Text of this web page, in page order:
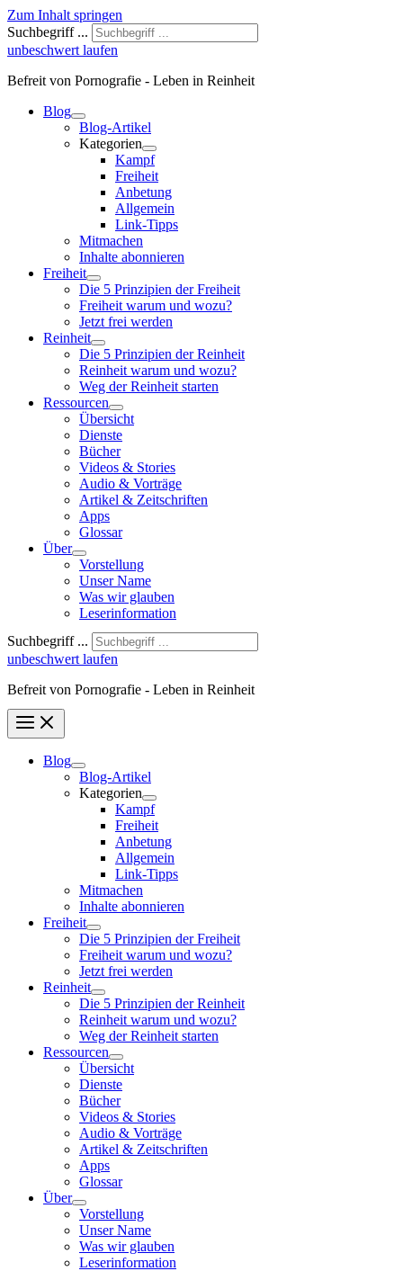
Zum Inhalt springen
Suchbegriff ...
unbeschwert laufen
Befreit von Pornografie - Leben in Reinheit
Blog
Blog-Artikel
Kategorien
Kampf
Freiheit
Anbetung
Allgemein
Link-Tipps
Mitmachen
Inhalte abonnieren
Freiheit
Die 5 Prinzipien der Freiheit
Freiheit warum und wozu?
Jetzt frei werden
Reinheit
Die 5 Prinzipien der Reinheit
Reinheit warum und wozu?
Weg der Reinheit starten
Ressourcen
Übersicht
Dienste
Bücher
Videos & Stories
Audio & Vorträge
Artikel & Zeitschriften
Apps
Glossar
Über
Vorstellung
Unser Name
Was wir glauben
Leser­infor­mation
Suchbegriff ...
unbeschwert laufen
Befreit von Pornografie - Leben in Reinheit
Blog
Blog-Artikel
Kategorien
Kampf
Freiheit
Anbetung
Allgemein
Link-Tipps
Mitmachen
Inhalte abonnieren
Freiheit
Die 5 Prinzipien der Freiheit
Freiheit warum und wozu?
Jetzt frei werden
Reinheit
Die 5 Prinzipien der Reinheit
Reinheit warum und wozu?
Weg der Reinheit starten
Ressourcen
Übersicht
Dienste
Bücher
Videos & Stories
Audio & Vorträge
Artikel & Zeitschriften
Apps
Glossar
Über
Vorstellung
Unser Name
Was wir glauben
Leser­infor­mation